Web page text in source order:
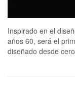
Inspirado en el
años 60, será el
diseñado desde